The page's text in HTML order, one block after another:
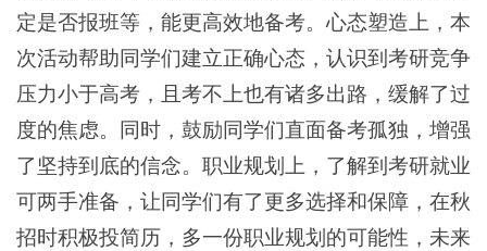
定是否报班等，能更高效地备考。心态塑造上，本
次活动帮助同学们建立正确心态，认识到考研竞争
压力小于高考，且考不上也有诸多出路，缓解了过
度的焦虑。同时，鼓励同学们直面备考孤独，增强
了坚持到底的信念。职业规划上，了解到考研就业
可两手准备，让同学们有了更多选择和保障，在秋
招时积极投简历，多一份职业规划的可能性，未来